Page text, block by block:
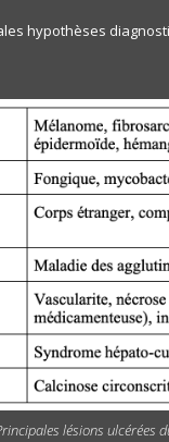
hypothèses
lésions ulcérées